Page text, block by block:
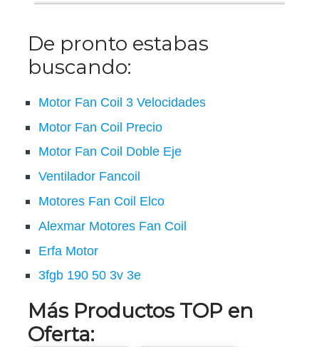
De pronto estabas
buscando:
Motor Fan Coil 3 Velocidades
Motor Fan Coil Precio
Motor Fan Coil Doble Eje
Ventilador Fancoil
Motores Fan Coil Elco
Alexmar Motores Fan Coil
Erfa Motor
3fgb 190 50 3v 3e
Más Productos TOP en
Oferta: